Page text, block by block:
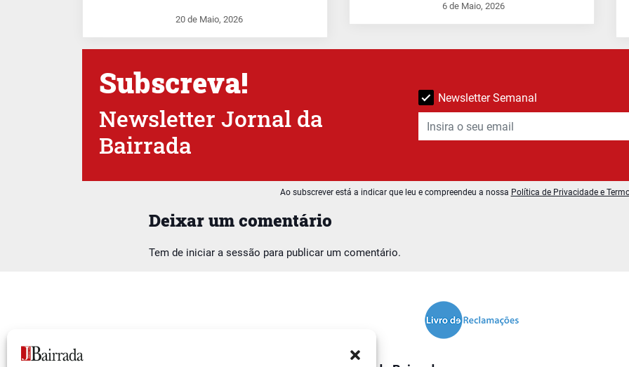
Deixar um comentário
Tem de iniciar a sessão para publicar um comentário.
20 de Maio, 2026
6 de Maio, 2026
Subscreva!
Newsletter Jornal da
Bairrada
Newsletter Semanal
Ao subscrever está a indicar que leu e compreendeu a nossa Política de Privacidade e